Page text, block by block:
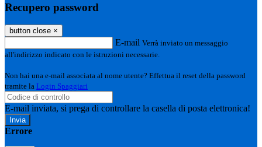
Recupero password
button close ×
E-mail Verrà inviato un messaggio
all'indirizzo indicato con le istruzioni necessarie.
Non hai una e-mail associata al nome utente? Effettua il reset della password
tramite la Login Spaggiari
E-mail inviata, si prega di controllare la casella di posta elettronica!
Errore